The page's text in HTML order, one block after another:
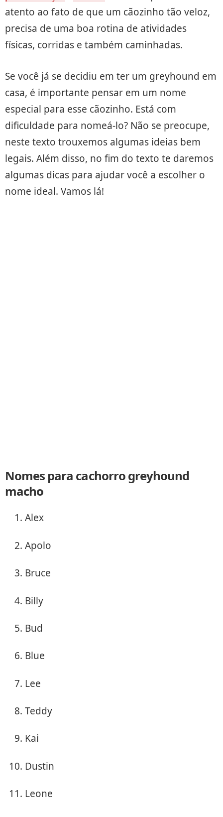
atento ao fato de que um cãozinho tão veloz,
precisa de uma boa rotina de atividades
físicas, corridas e também caminhadas.
Se você já se decidiu em ter um greyhound em
casa, é importante pensar em um nome
especial para esse cãozinho. Está com
dificuldade para nomeá-lo? Não se preocupe,
neste texto trouxemos algumas ideias bem
legais. Além disso, no fim do texto te daremos
algumas dicas para ajudar você a escolher o
nome ideal. Vamos lá!
Nomes para cachorro greyhound
macho
Alex
Apolo
Bruce
Billy
Bud
Blue
Lee
Teddy
Kai
Dustin
Leone